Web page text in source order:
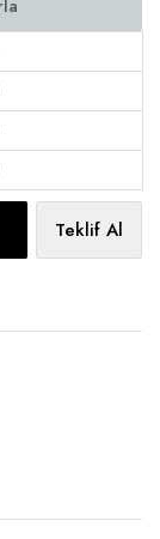
Teklif Al